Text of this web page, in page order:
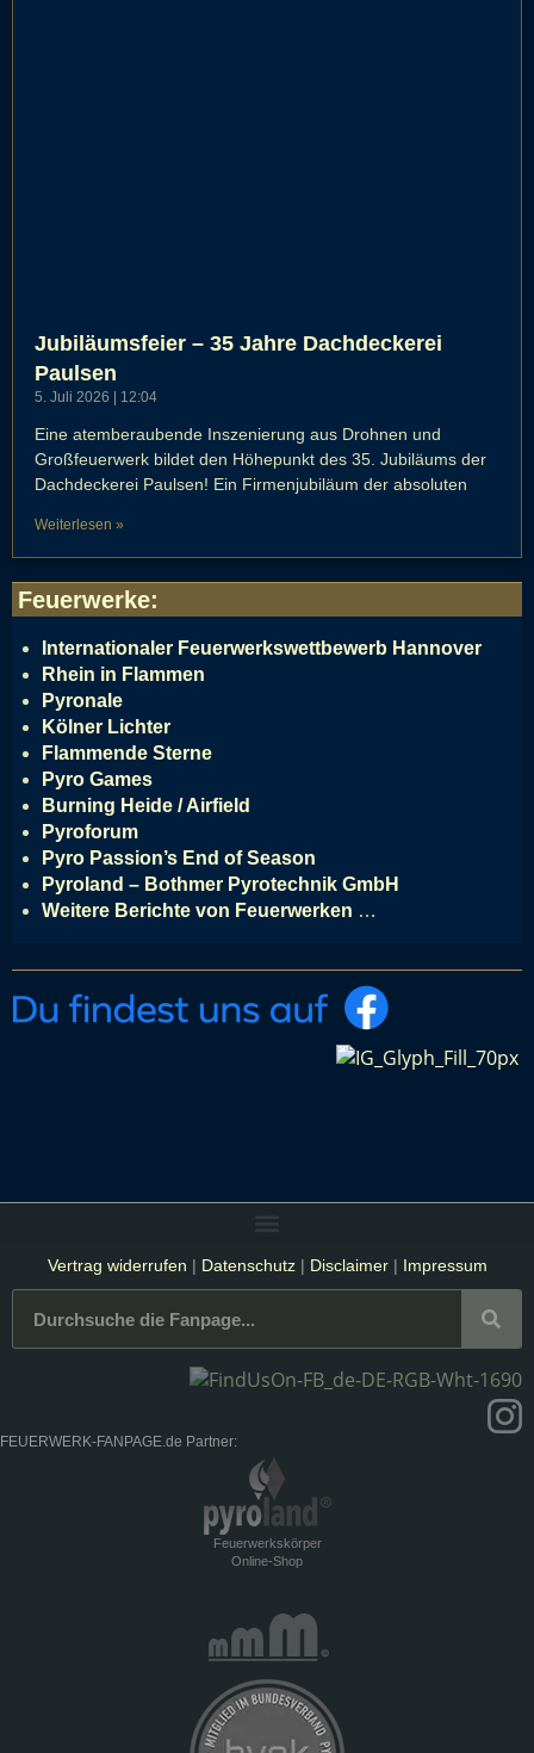
Jubiläumsfeier – 35 Jahre Dachdeckerei
Paulsen
5. Juli 2026 12:04
Eine atemberaubende Inszenierung aus Drohnen und
Großfeuerwerk bildet den Höhepunkt des 35. Jubiläums der
Dachdeckerei Paulsen! Ein Firmenjubiläum der absoluten
Weiterlesen »
Feuerwerke:
Internationaler Feuerwerkswettbewerb Hannover
Rhein in Flammen
Pyronale
Kölner Lichter
Flammende Sterne
Pyro Games
Burning Heide / Airfield
Pyroforum
Pyro Passion’s End of Season
Pyroland – Bothmer Pyrotechnik GmbH
Weitere Berichte von Feuerwerken …
Vertrag widerrufen | Datenschutz| Disclaimer| Impressum
FEUERWERK-FANPAGE.de Partner:
Feuerwerkskörper
Online-Shop